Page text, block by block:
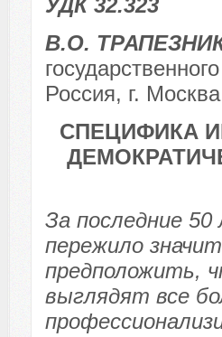
УДК 32.323
В.О.
Россия, г. Москва
СПЕЦИФИКА
За последние
пережило
предположить,
выглядят все